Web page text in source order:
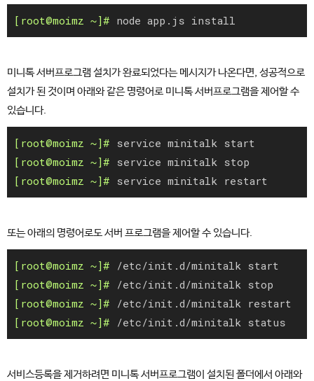
node app.js install
미니톡 서버프로그램 설치가 완료되었다는 메시지가 나온다면, 성공적으로
설치가 된 것이며 아래와 같은 명령어로 미니톡 서버프로그램을 제어할 수
있습니다.
service minitalk start
service minitalk stop
service minitalk restart
또는 아래의 명령어로도 서버 프로그램을 제어할 수 있습니다.
/etc/init.d/minitalk start
/etc/init.d/minitalk stop
/etc/init.d/minitalk restart
/etc/init.d/minitalk status
서비스등록을 제거하려면 미니톡 서버프로그램이 설치된 폴더에서 아래와